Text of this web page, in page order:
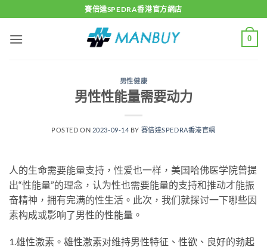
to
content
賽倍達SPEDRA香港官方網店
0
男性健康
男性性能量需要动力
POSTED ON 2023-09-14 BY 賽倍達SPEDRA香港官網
人的生命需要能量支持，性爱也一样，美国哈佛医学院曾提
出“性能量”的理念，认为性也需要能量的支持和推动才能振
奋精神，拥有完满的性生活。此次，我们就探讨一下哪些因
素构成或影响了男性的性能量。
1.雄性激素。雄性激素对维持男性特征、性欲、良好的勃起